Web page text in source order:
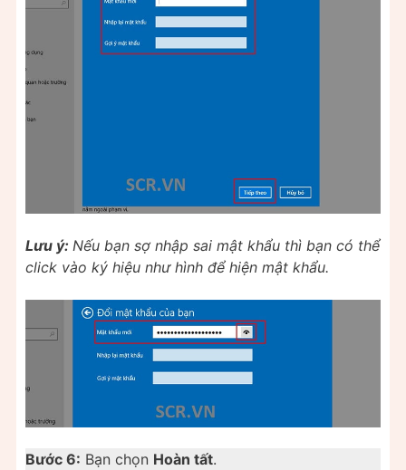
Lưu ý: Nếu bạn sợ nhập sai mật khẩu thì bạn có thể
click vào ký hiệu như hình để hiện mật khẩu.
Bước 6: Bạn chọn Hoàn tất.